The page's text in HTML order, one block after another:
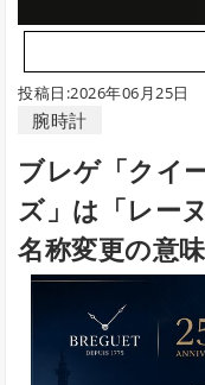
投稿日:2026年06月25日
腕時計
ブレゲ「クイ
ズ」は「レー
名称変更の意